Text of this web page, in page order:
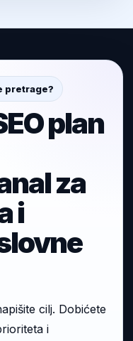
pretrage?
plan
za
i
cilj. Dobićete
i